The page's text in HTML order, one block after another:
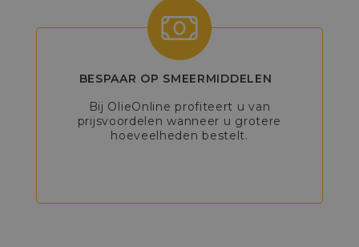
BESPAAR OP SMEERMIDDELEN
Bij OlieOnline profiteert u van
prijsvoordelen wanneer u grotere
hoeveelheden bestelt.